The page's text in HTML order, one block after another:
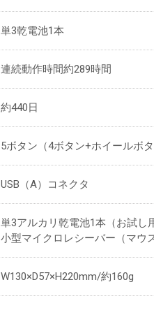
単3乾電池1本
連続動作時間約289時間
約440日
5ボタン（4ボタン+ホイールボタ
USB（A）コネクタ
単3アルカリ乾電池1本（お試し
小型マイクロレシーバー（マウ
W130×D57×H220mm/約160g